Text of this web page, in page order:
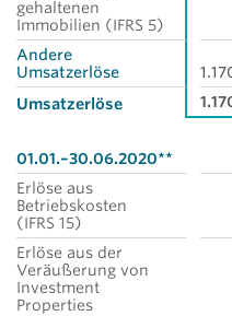
gehaltenen
Immobilien (IFRS 5)
Andere
Umsatzerlöse
Umsatzerlöse
01.01.–30.06.2020**
Erlöse aus
Betriebskosten
(IFRS 15)
Erlöse aus der
Veräußerung von
Investment
Properties